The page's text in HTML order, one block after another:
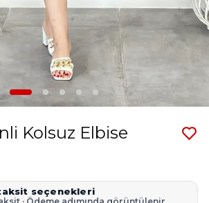
Kolsuz Elbise
seçenekleri